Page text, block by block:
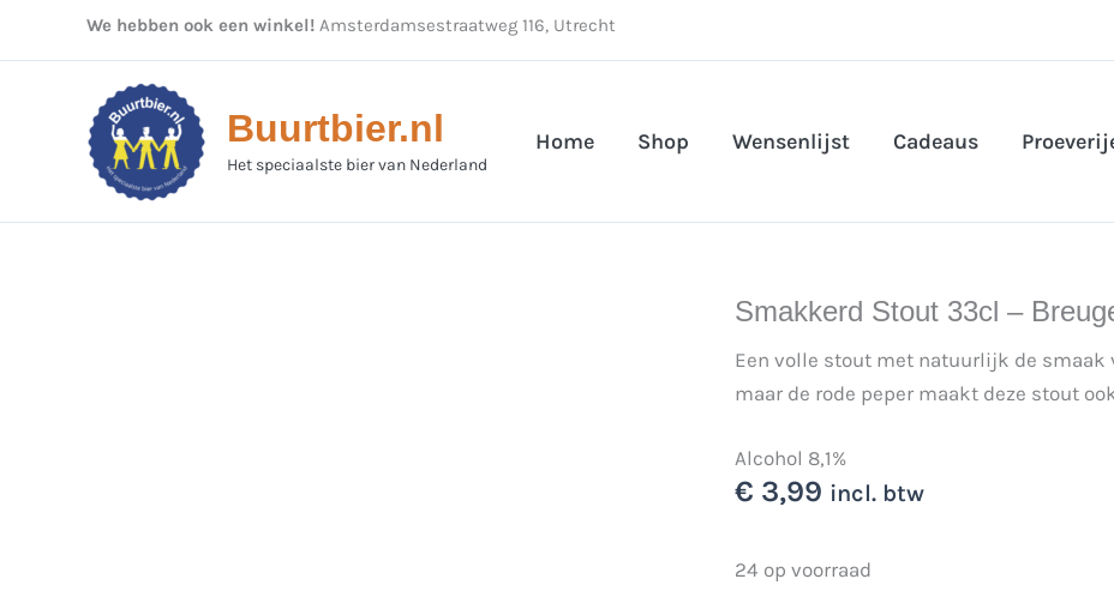
We hebben ook een winkel! Amsterdamsestraatweg 116, Utrecht
Buurtbier.nl
Het speciaalste bier van Nederland
Home Shop Wensenlijst Cadeaus
Smakkerd Stout 33cl –
Een volle stout met natuurlijk de smaak
maar de rode peper maakt deze stout
Alcohol 8,1%
€ 3,99 incl. btw
24 op voorraad
Smakkerd